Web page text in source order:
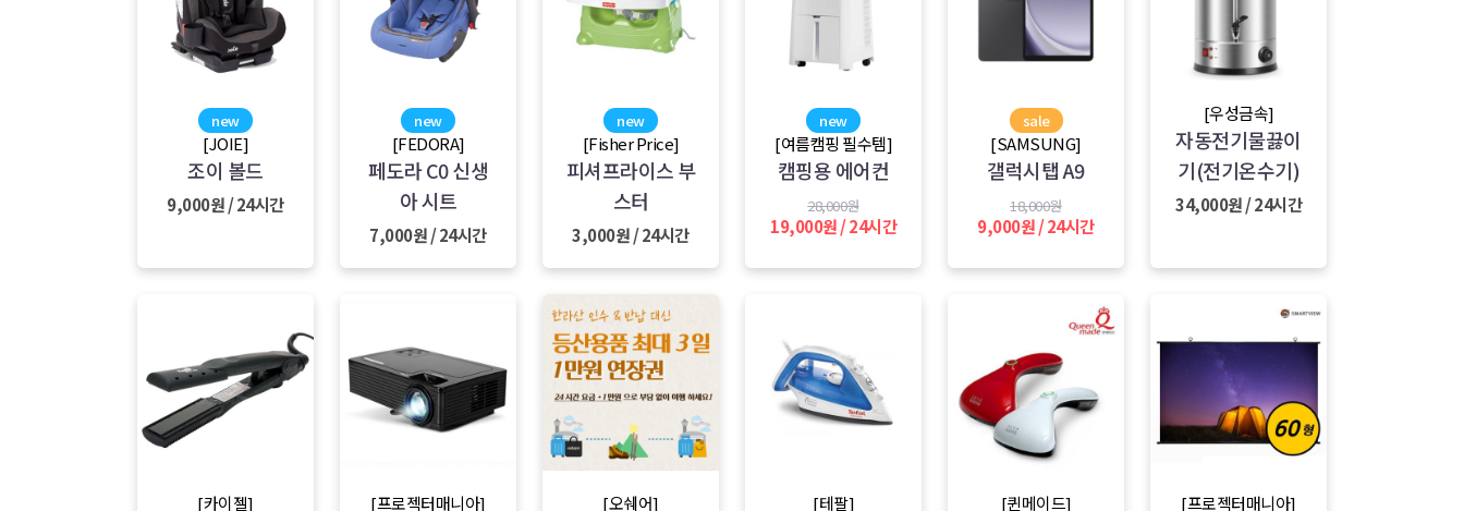
new
[JOIE]
조이 볼드
9,000원 / 24시간
new
[FEDORA]
페도라 C0 신생
아 시트
7,000원 / 24시간
new
[Fisher Price]
피셔프라이스 부
스터
3,000원 / 24시간
new
[여름캠핑 필수템]
캠핑용 에어컨
28,000원
19,000원 / 24시간
sale
[SAMSUNG]
갤럭시탭 A9
18,000원
9,000원 / 24시간
[우성금속]
자동전기물끓이
기(전기온수기)
34,000원 / 24시간
[카이젤] [프로젝터매니아] [오쉐어] [테팔] [퀸메이드] [프로젝터매니아]